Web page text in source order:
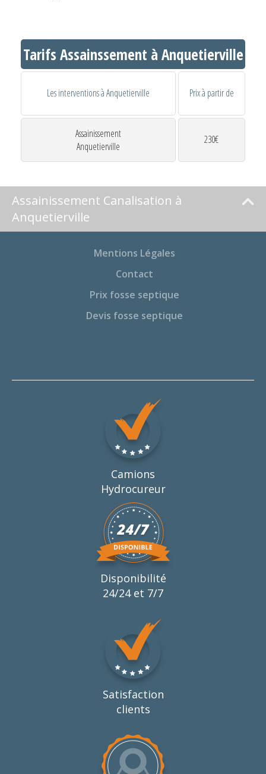
Tarifs Assainssement à Anquetierville
Les interventions à Anquetierville Prix à partir de
Assainissement
Anquetierville
230€
Assainissement Canalisation à
Anquetierville
Mentions Légales
Contact
Prix fosse septique
Devis fosse septique
Camions
Hydrocureur
Disponibilité
24/24 et 7/7
Satisfaction
clients